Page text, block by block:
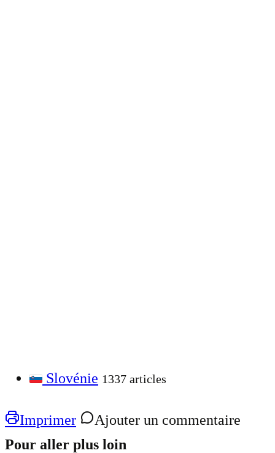
Slovénie 1337 articles
Imprimer
Ajouter un commentaire
Pour aller plus loin